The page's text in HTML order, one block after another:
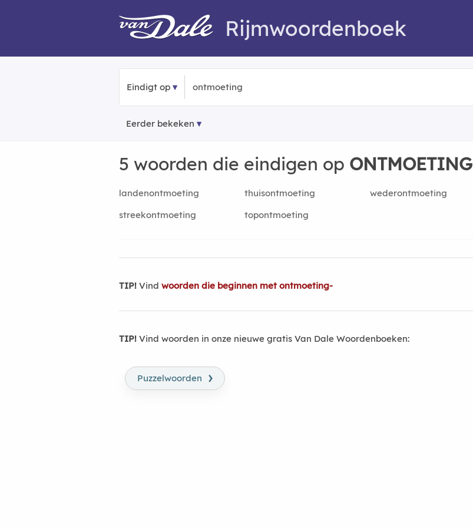
Rijmwoordenboek
Eindigt op
Eerder bekeken
5 woorden die eindigen op ONTMOETING
landenontmoeting thuisontmoeting
wederontmoeting
streekontmoeting
topontmoeting
TIP! Vind woorden die beginnen met ontmoeting-
TIP! Vind woorden in onze nieuwe gratis Van Dale Woordenboeken:
Puzzelwoorden ›